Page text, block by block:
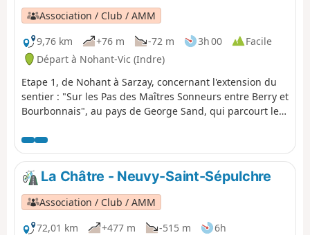
Association / Club / AMM
9,76 km
+76 m -72 m 3h 00
Facile
Départ à Nohant-Vic (Indre)
Etape 1, de Nohant à Sarzay, concernant l'extension du
sentier : "Sur les Pas des Maîtres Sonneurs entre Berry et
Bourbonnais", au pays de George Sand, qui parcourt les
Maitres Sonneurs, mais également les deux romans "La
Mare au Diable" et "le Moulin d'Angibault".
La Châtre - Neuvy-Saint-Sépulchre
Association / Club / AMM
72,01 km
+477 m -515 m
6h